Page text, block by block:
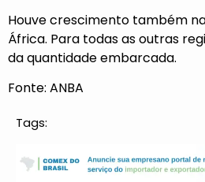
Houve crescimento também
África. Para todas as outras
da quantidade embarcada.
Fonte: ANBA
Tags: